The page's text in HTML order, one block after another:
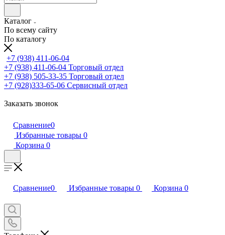
Каталог
По всему сайту
По каталогу
+7 (938) 411-06-04
+7 (938) 411-06-04 Торговый отдел
+7 (938) 505-33-35 Торговый отдел
+7 (928)333-65-06 Сервисный отдел
Заказать звонок
Сравнение0
Избранные товары 0
Корзина 0
Сравнение0 Избранные товары 0 Корзина 0